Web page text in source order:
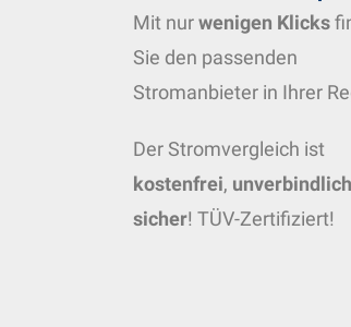
Mit nurwenigen Klicks
Sie den passenden
Stromanbieter in Ihrer
Der Stromvergleich ist
kostenfrei, unverbindlich
sicher! TÜV-Zertifiziert!